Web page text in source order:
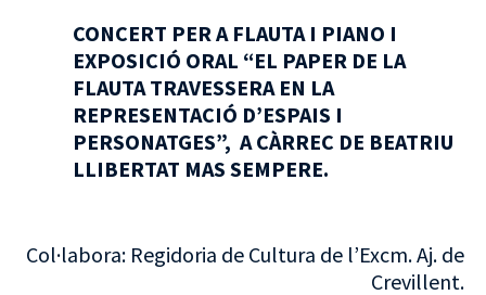
CONCERT PER A FLAUTA I PIANO I
EXPOSICIÓ ORAL “EL PAPER DE LA
FLAUTA TRAVESSERA EN LA
REPRESENTACIÓ D’ESPAIS I
PERSONATGES”, A CÀRREC DE BEATRIU
LLIBERTAT MAS SEMPERE.
Col·labora: Regidoria de Cultura de l’Excm. Aj. de
Crevillent.